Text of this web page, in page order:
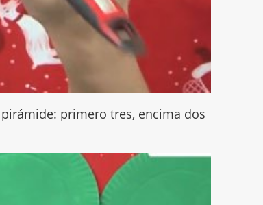
primero tres, encima dos